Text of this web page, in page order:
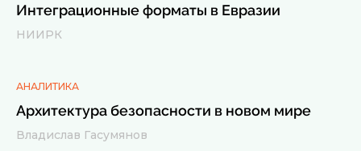
Интеграционные форматы в Евразии
НИИРК
АНАЛИТИКА
Архитектура безопасности в новом мире
Владислав Гасумянов